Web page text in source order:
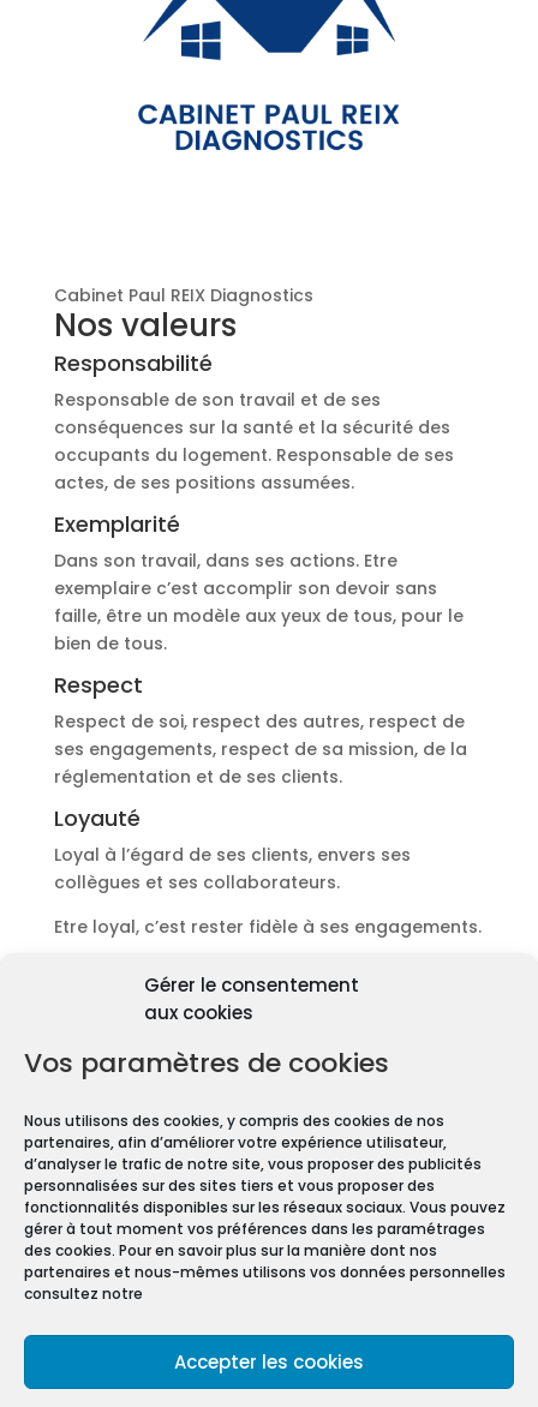
Gérer le consentement
aux cookies
Vos paramètres de cookies
Nous utilisons des cookies, y compris des cookies de nos
partenaires, afin d’améliorer votre expérience utilisateur,
d’analyser le trafic de notre site, vous proposer des publicités
personnalisées sur des sites tiers et vous proposer des
fonctionnalités disponibles sur les réseaux sociaux. Vous pouvez
gérer à tout moment vos préférences dans les paramétrages
des cookies. Pour en savoir plus sur la manière dont nos
partenaires et nous-mêmes utilisons vos données personnelles
consultez notre
Accepter les cookies
Cabinet Paul REIX Diagnostics
Nos valeurs
Responsabilité
Responsable de son travail et de ses
conséquences sur la santé et la sécurité des
occupants du logement. Responsable de ses
actes, de ses positions assumées.
Exemplarité
Dans son travail, dans ses actions. Etre
exemplaire c’est accomplir son devoir sans
faille, être un modèle aux yeux de tous, pour le
bien de tous.
Respect
Respect de soi, respect des autres, respect de
ses engagements, respect de sa mission, de la
réglementation et de ses clients.
Loyauté
Loyal à l’égard de ses clients, envers ses
collègues et ses collaborateurs.
Etre loyal, c’est rester fidèle à ses engagements.
Découvrir les diagnostics
Pourquoi les diagnostics
immobiliers sont
obligatoires ?
Carrez, les diagnostics immobiliers sont devenus
obligatoires pour toute transaction immobilière.
En effet, que vous vendiez ou louiez une maison
ou un appartement, vous devez constituer un
Dossier de Diagnostic Technique (DDT).
Mentions légales
Conditions Générales de Vente